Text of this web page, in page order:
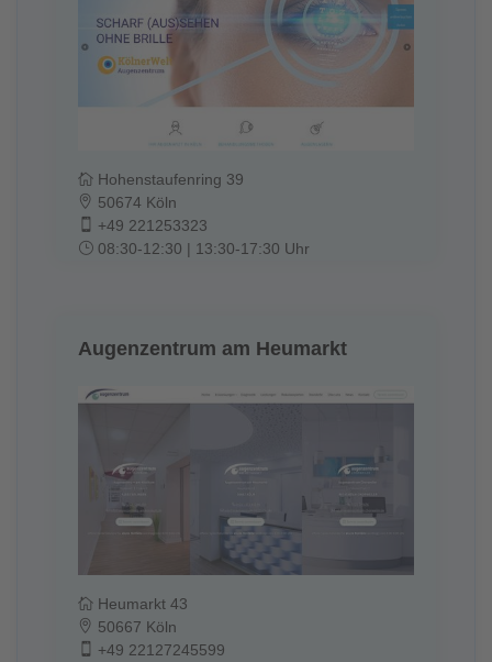
Hohenstaufenring 39
50674 Köln
+49 221253323
08:30-12:30 | 13:30-17:30 Uhr
Augenzentrum am Heumarkt
Heumarkt 43
50667 Köln
+49 22127245599